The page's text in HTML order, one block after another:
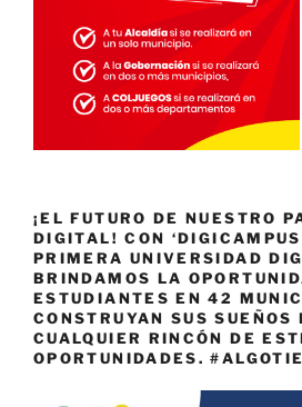
¡EL FUTURO DE NUESTRO
DIGITAL! CON
PRIMERA UNIVERSIDAD
BRINDAMOS LA
ESTUDIANTES EN 42
CONSTRUYAN SUS SUEÑOS
CUALQUIER RINCÓN DE
OPORTUNIDADES.